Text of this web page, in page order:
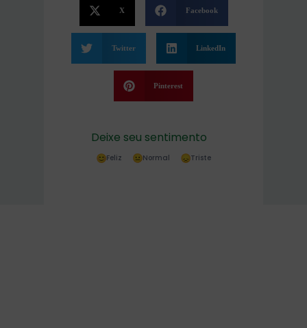
X Facebook
Twitter LinkedIn
Pinterest
Deixe seu sentimento
Feliz Normal Triste